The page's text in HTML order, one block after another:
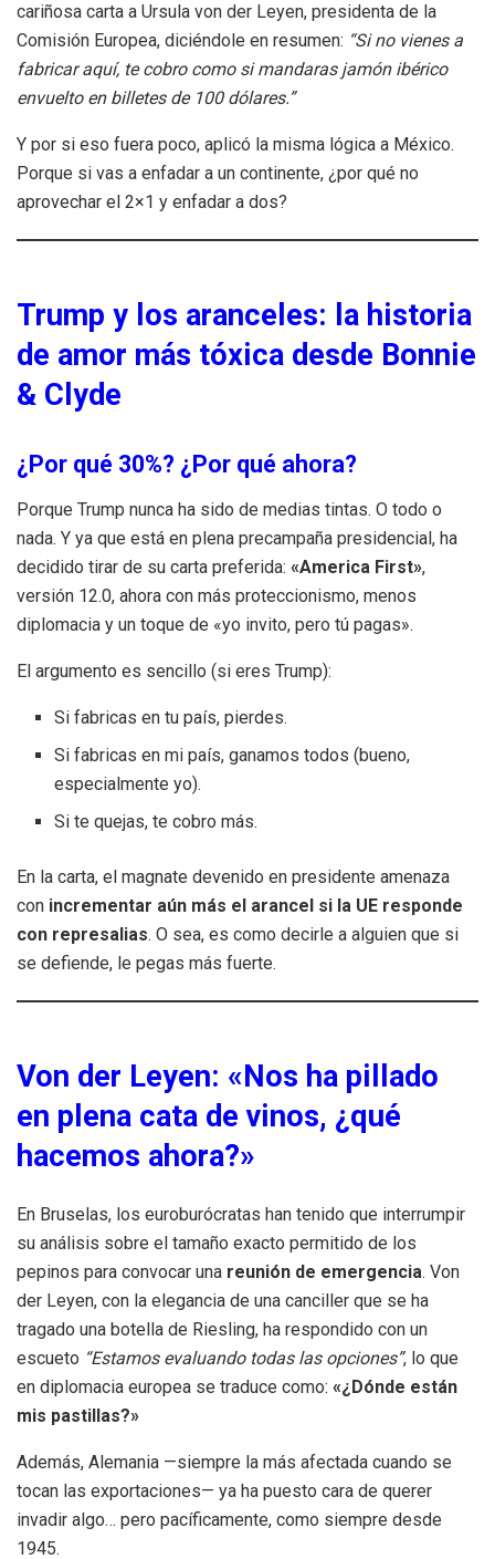
cariñosa carta a Ursula von der Leyen, presidenta de la
Comisión Europea, diciéndole en resumen: “Si no vienes a
fabricar aquí, te cobro como si mandaras jamón ibérico
envuelto en billetes de 100 dólares.”
Y por si eso fuera poco, aplicó la misma lógica a México.
Porque si vas a enfadar a un continente, ¿por qué no
aprovechar el 2×1 y enfadar a dos?
Trump y los aranceles: la historia
de amor más tóxica desde Bonnie
& Clyde
¿Por qué 30%? ¿Por qué ahora?
Porque Trump nunca ha sido de medias tintas. O todo o
nada. Y ya que está en plena precampaña presidencial, ha
decidido tirar de su carta preferida: «America First»,
versión 12.0, ahora con más proteccionismo, menos
diplomacia y un toque de «yo invito, pero tú pagas».
El argumento es sencillo (si eres Trump):
Si fabricas en tu país, pierdes.
Si fabricas en mi país, ganamos todos (bueno,
especialmente yo).
Si te quejas, te cobro más.
En la carta, el magnate devenido en presidente amenaza
con incrementar aún más el arancel si la UE responde
con represalias. O sea, es como decirle a alguien que si
se defiende, le pegas más fuerte.
Von der Leyen: «Nos ha pillado
en plena cata de vinos, ¿qué
hacemos ahora?»
En Bruselas, los euroburócratas han tenido que interrumpir
su análisis sobre el tamaño exacto permitido de los
pepinos para convocar una reunión de emergencia. Von
der Leyen, con la elegancia de una canciller que se ha
tragado una botella de Riesling, ha respondido con un
escueto “Estamos evaluando todas las opciones”, lo que
en diplomacia europea se traduce como: «¿Dónde están
mis pastillas?»
Además, Alemania —siempre la más afectada cuando se
tocan las exportaciones— ya ha puesto cara de querer
invadir algo… pero pacíficamente, como siempre desde
1945.